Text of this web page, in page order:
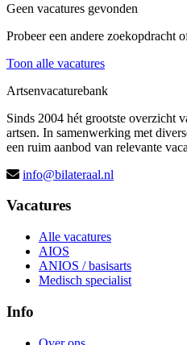
Geen vacatures gevonden
Probeer een andere zoekopdracht
Toon alle vacatures
Artsenvacaturebank
Sinds 2004 hét grootste overzicht
artsen. In samenwerking met
een ruim aanbod van relevante
info@bilateraal.nl
Vacatures
Alle vacatures
AIOS
ANIOS / basisarts
Medisch specialist
Info